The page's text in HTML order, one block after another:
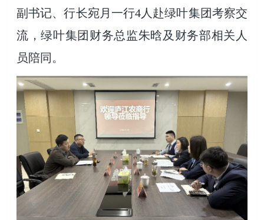
副书记、行长宛月一行4人赴绿叶集团考察交
流，绿叶集团财务总监朱晗及财务部相关人
员陪同。